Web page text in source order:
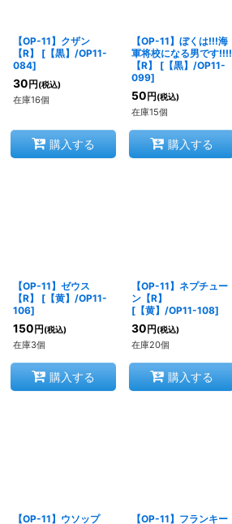
【OP-11】クザン
【R】
[ 【黒】/OP11-
084]
30 円 (税込)
在庫16個
購入する
【OP-11】ぼくは!!!海
軍将校になる男です!!!!
【R】
[【黒】/OP11-
099]
50 円 (税込)
在庫15個
購入する
【OP-11】ゼウス
【R】
[ 【黄】/OP11-
106]
150 円 (税込)
在庫3個
購入する
【OP-11】ネプチュー
ン【R】
[【黄】/OP11-108]
30 円 (税込)
在庫20個
購入する
【OP-11】ウソップ
【OP-11】フランキー